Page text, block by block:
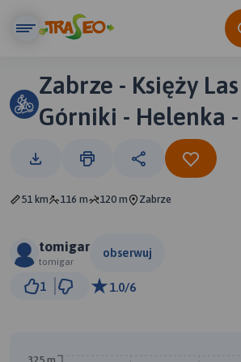
Zabrze - Księży
Górniki - Helenka
51 km 116 m 120 m Zabrze
tomigar
tomigar
obserwuj
1 1.0/6